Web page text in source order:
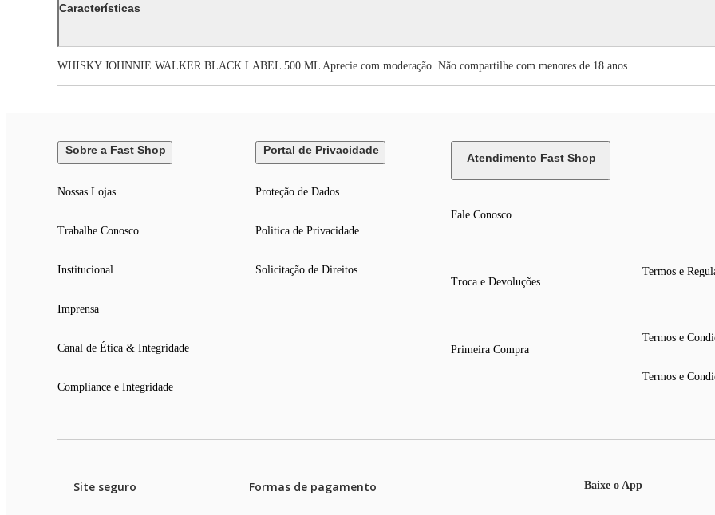
Características
WHISKY JOHNNIE WALKER BLACK LABEL 500 ML Aprecie com moderação. Não compartilhe com menores de 18 anos.
Sobre a Fast Shop
Nossas Lojas
Trabalhe Conosco
Institucional
Imprensa
Canal de Ética & Integridade
Compliance e Integridade
Portal de Privacidade
Proteção de Dados
Politica de Privacidade
Solicitação de Direitos
Atendimento Fast Shop
Fale Conosco
Troca e Devoluções
Primeira Compra
Termos e
Termos e
Termos e
Site seguro Formas de pagamento Baixe o App